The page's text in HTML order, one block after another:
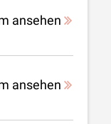
ansehen
ansehen